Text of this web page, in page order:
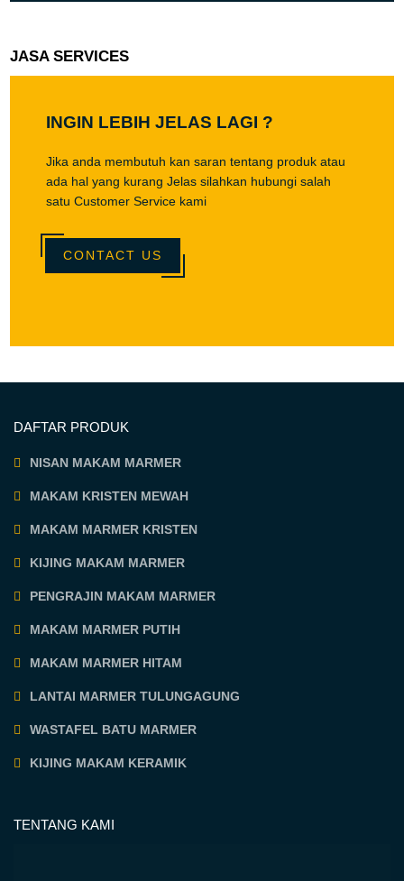
JASA SERVICES
INGIN LEBIH JELAS LAGI ?
Jika anda membutuh kan saran tentang produk atau
ada hal yang kurang Jelas silahkan hubungi salah
satu Customer Service kami
CONTACT US
DAFTAR PRODUK
NISAN MAKAM MARMER
MAKAM KRISTEN MEWAH
MAKAM MARMER KRISTEN
KIJING MAKAM MARMER
PENGRAJIN MAKAM MARMER
MAKAM MARMER PUTIH
MAKAM MARMER HITAM
LANTAI MARMER TULUNGAGUNG
WASTAFEL BATU MARMER
KIJING MAKAM KERAMIK
TENTANG KAMI